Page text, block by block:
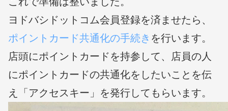
ヨドバシドットコム会員登録を済ませたら、
ポイントカード共通化の手続き を行います。
店頭にポイントカードを持参して、店員の人
にポイントカードの共通化をしたいことを伝
え「アクセスキー」を発行してもらいます。